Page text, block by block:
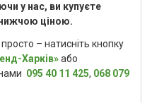
у нас, ви купуєте
ціною.
– натисніть кнопку
Харків»або
095 40 11 425, 068 079